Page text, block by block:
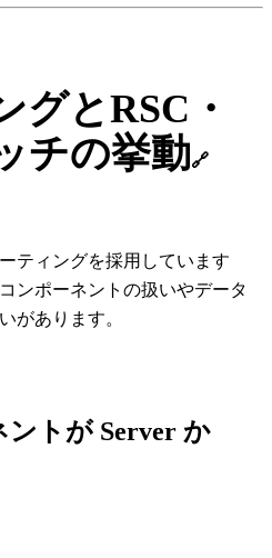
グとRSC・
チの挙動🔗
ティングを採用しています
ンポーネントの扱いやデータ
があります。
トが Server か